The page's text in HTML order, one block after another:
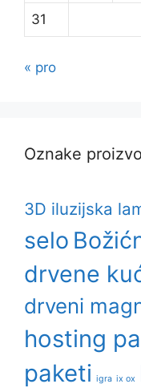
31
« pro
Oznake
3D iluzijska
selo
drvene
drveni
hosting
paketi igra ix ox